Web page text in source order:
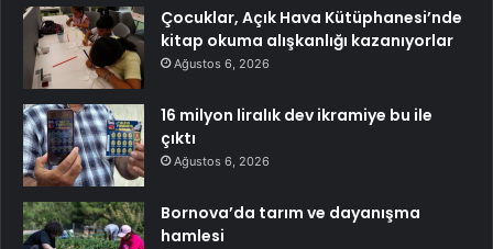
Çocuklar, Açık Hava Kütüphanesi’nde
kitap okuma alışkanlığı kazanıyorlar
Ağustos 6, 2026
16 milyon liralık dev ikramiye bu ile
çıktı
Ağustos 6, 2026
Bornova’da tarım ve dayanışma
hamlesi